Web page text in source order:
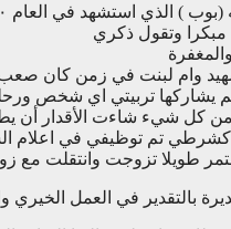
ووالدتها كانت تحمل بداخلها الطفلة التي لم تخرج للحياة.
مبكرا وتقول ذكري
وام لبنت في زمن كان
تربيتي اي شخص
من كل شيء شاءت الأقدار أن
كشرطي تم توظيفي في
طويلا تزوجت وانتقلت مع
بالتقدير في العمل